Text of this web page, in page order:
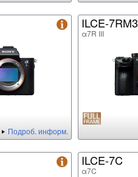
Подроб. информ.
ILCE-7RM3
α7R III
ILCE-7C
α7C